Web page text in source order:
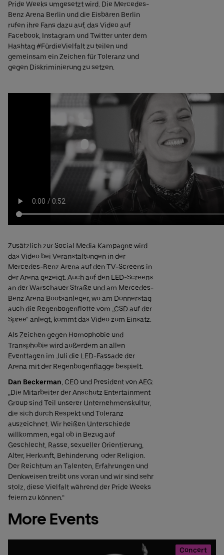
Pride Weeks umgesetzt wird. Die Mercedes-
Benz Arena Berlin und die Eisbären Berlin
rufen ihre Fans dazu auf, das Video auf
Facebook, Instagram und Twitter unter dem
Hashtag #FürdieVielfalt zu teilen und
gemeinsam ein Zeichen für Toleranz und
gegen Diskriminierung zu setzen.
Zusätzlich zur Social Media Kampagne wird
das Video bei Veranstaltungen in der
Mercedes-Benz Arena auf den TV-Screens in
der Arena gezeigt. Auch auf den LED-Screens
an der Warschauer Straße und am Mercedes-
Benz Arena Bootsanleger, wo am Donnerstag
auch die Regenbogenflotte vom „CSD auf der
Spree“ anlegt, kommt das Video zum Einsatz.
Als Zeichen gegen Homophobie und
Transphobie wird außerdem an allen
Eventtagen im Juli die LED-Fassade der
Arena mit der Regenbogenflagge bespielt.
Dan Beckerman, CEO und President von AEG:
„Die Mitarbeiter der Anschutz Entertainment
Group sind Teil unserer Unternehmenskultur,
die sich durch Respekt und Toleranz
auszeichnet. Wir heißen Unterschiede
willkommen, egal ob in Bezug auf
Geschlecht, Rasse, sexueller Orientierung,
Alter, Herkunft, Behinderung oder Religion.
Der Reichtum an Talenten, Erfahrungen und
Denkweisen treibt uns voran und wir sind sehr
stolz, diese Vielfalt während der Pride Weeks
feiern zu können.“
More Events
Concert